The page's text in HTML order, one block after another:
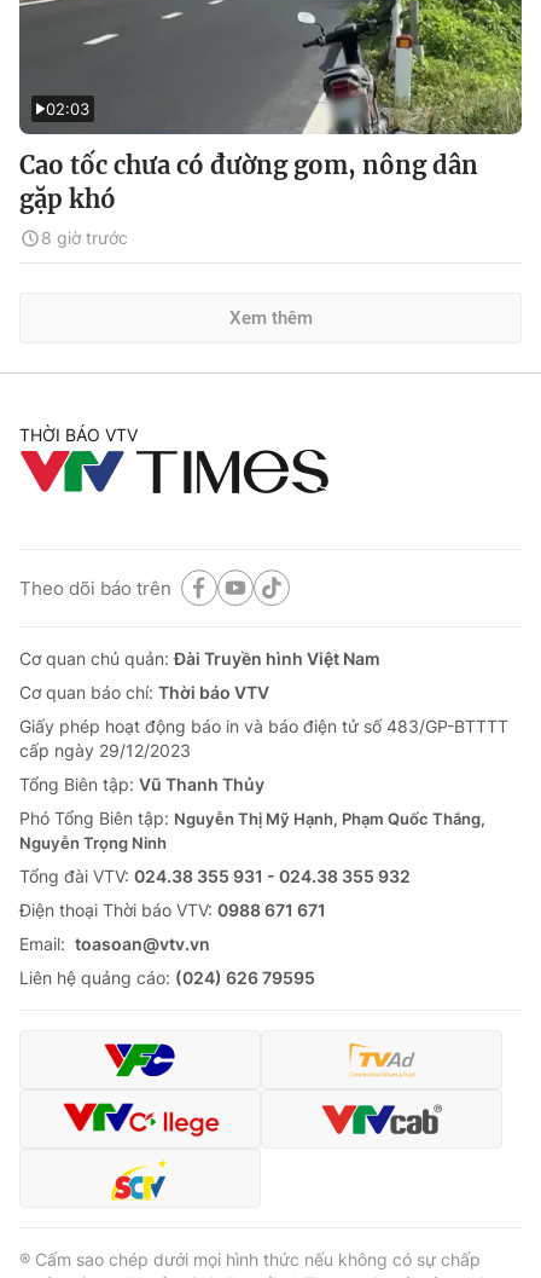
02:03
Cao tốc chưa có đường gom, nông dân
gặp khó
8 giờ trước
Xem thêm
THỜI BÁO VTV
Theo dõi báo trên
Cơ quan chủ quản:Đài Truyền hình Việt Nam
Cơ quan báo chí: Thời báo VTV
Giấy phép hoạt động báo in và báo điện tử số 483/GP-BTTTT
cấp ngày 29/12/2023
Tổng Biên tập: Vũ Thanh Thủy
Phó Tổng Biên tập: Nguyễn Thị Mỹ Hạnh, Phạm Quốc Thắng,
Nguyễn Trọng Ninh
Tổng đài VTV: 024.38 355 931 - 024.38 355 932
Ðiện thoại Thời báo VTV: 0988 671 671
Email: toasoan@vtv.vn
Liên hệ quảng cáo: (024) 626 79595
® Cấm sao chép dưới mọi hình thức nếu không có sự chấp